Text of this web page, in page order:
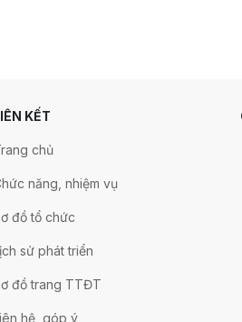
KẾT
chủ
năng, nhiệm vụ
đồ tổ chức
sử phát triển
đồ trang TTĐT
hệ, góp ý